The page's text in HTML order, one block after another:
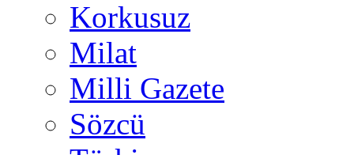
Korkusuz
Milat
Milli Gazete
Sözcü